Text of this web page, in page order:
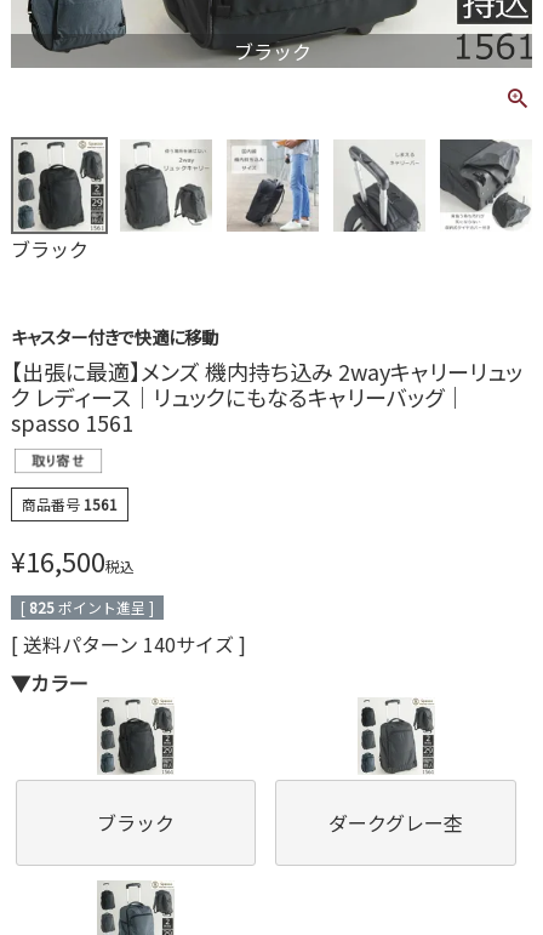
ブラック
ブラック
キャスター付きで快適に移動
【出張に最適】メンズ 機内持ち込み 2wayキャリーリュッ
ク レディース｜リュックにもなるキャリーバッグ｜
spasso 1561
商品番号 1561
¥16,500税込
[ 825ポイント進呈 ]
送料パターン 140サイズ
▼カラー
ブラック ダークグレー杢